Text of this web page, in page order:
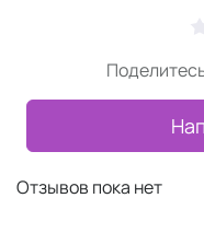
Отзывов пока нет